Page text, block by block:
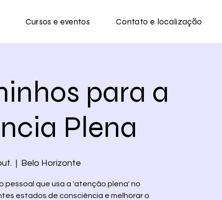
Cursos e eventos Contato e localização
para a
Plena
  |
Belo Horizonte
pessoal que usa a 'atenção plena' no
estados de consciência e melhorar o